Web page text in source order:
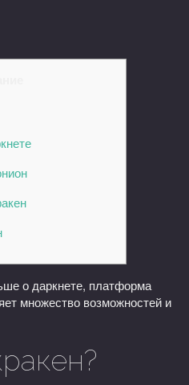
о даркнете, платформа
множество возможностей и